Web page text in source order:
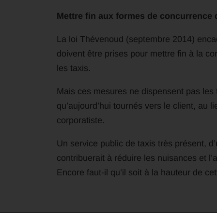
Mettre fin aux formes de concurrence
La loi Thévenoud (septembre 2014)
doivent être prises pour mettre fin à la
les taxis.
Mais ces mesures ne dispensent pas
qu’aujourd’hui tournés vers le client, au
corporatiste.
Un service public de taxis très présent,
contribuerait à réduire les nuisances et
Encore faut-il qu’il soit à la hauteur de